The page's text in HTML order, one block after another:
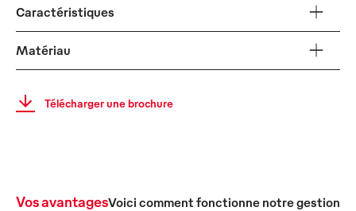
Caractéristiques
Matériau
Télécharger une brochure
Vos avantagesVoici comment fonctionne notre gestion